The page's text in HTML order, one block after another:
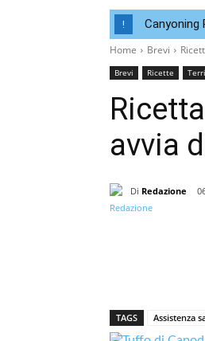
! Canyoning
Home Brevi
Brevi Ricette
avvia
Di Redazione
TAGS Assistenza